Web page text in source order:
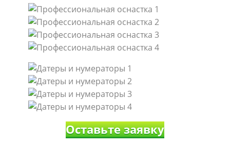
Оставьте заявку